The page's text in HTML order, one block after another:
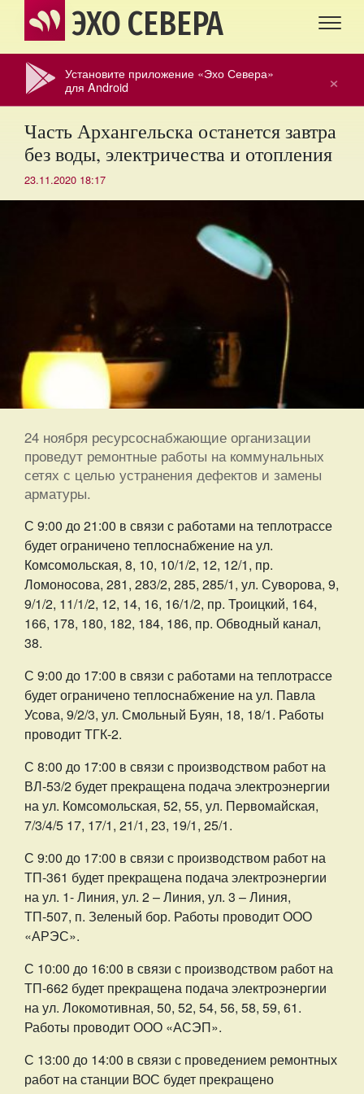
ЭХО СЕВЕРА
×
Установите приложение «Эхо Севера»
для Android
Часть Архангельска останется завтра
без воды, электричества и отопления
23.11.2020 18:17
24 ноября ресурсоснабжающие организации
проведут ремонтные работы на коммунальных
сетях с целью устранения дефектов и замены
арматуры.
С 9:00 до 21:00 в связи с работами на теплотрассе
будет ограничено теплоснабжение на ул.
Комсомольская, 8, 10, 10/1/2, 12, 12/1, пр.
Ломоносова, 281, 283/2, 285, 285/1, ул. Суворова, 9,
9/1/2, 11/1/2, 12, 14, 16, 16/1/2, пр. Троицкий, 164,
166, 178, 180, 182, 184, 186, пр. Обводный канал,
38.
С 9:00 до 17:00 в связи с работами на теплотрассе
будет ограничено теплоснабжение на ул. Павла
Усова, 9/2/3, ул. Смольный Буян, 18, 18/1. Работы
проводит ТГК-2.
С 8:00 до 17:00 в связи с производством работ на
ВЛ-53/2 будет прекращена подача электроэнергии
на ул. Комсомольская, 52, 55, ул. Первомайская,
7/3/4/5 17, 17/1, 21/1, 23, 19/1, 25/1.
С 9:00 до 17:00 в связи с производством работ на
ТП-361 будет прекращена подача электроэнергии
на ул. 1- Линия, ул. 2 – Линия, ул. 3 – Линия,
ТП-507, п. Зеленый бор. Работы проводит ООО
«АРЭС».
С 10:00 до 16:00 в связи с производством работ на
ТП-662 будет прекращена подача электроэнергии
на ул. Локомотивная, 50, 52, 54, 56, 58, 59, 61.
Работы проводит ООО «АСЭП».
С 13:00 до 14:00 в связи с проведением ремонтных
работ на станции ВОС будет прекращено